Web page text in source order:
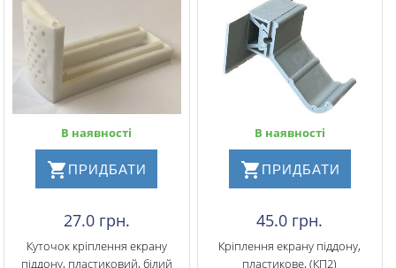
В наявності
ПРИДБАТИ
27.0 грн.
Куточок кріплення екрану
піддону, пластиковий, білий
В наявності
ПРИДБАТИ
45.0 грн.
Кріплення екрану піддону,
пластикове, (КП2)